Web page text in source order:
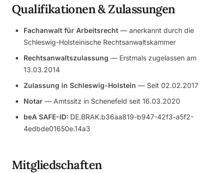
Qualifikationen & Zulassungen
Fachanwalt für Arbeitsrecht — anerkannt durch die
Schleswig-Holsteinische Rechtsanwaltskammer
Rechtsanwaltszulassung — Erstmals zugelassen am
13.03.2014
Zulassung in Schleswig-Holstein — Seit 02.02.2017
Notar — Amtssitz in Schenefeld seit 16.03.2020
beA SAFE-ID: DE.BRAK.b36aa819-b947-42f3-a5f2-
4edbde01650e.14a3
Mitgliedschaften